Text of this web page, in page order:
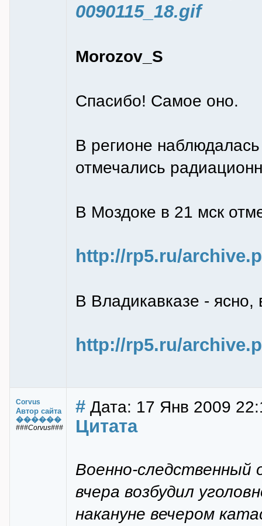
0090115_18.gif
Morozov_S
Спасибо! Самое оно.
В регионе
отмечались
В Моздоке в 21 мск
http://rp5.ru/
В Владикавказе - ясно,
http://rp5.ru/
Corvus
Автор сайта
������
###Corvus###
# Дата: 17 Янв 2009
Цитата
Военно-следственный
вчера возбудил
накануне вечером